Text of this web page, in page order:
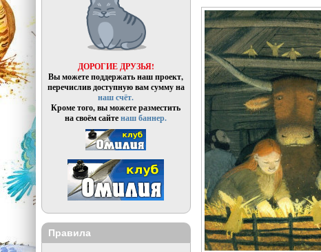
ДОРОГИЕ ДРУЗЬЯ!
Вы можете поддержать наш проект,
перечислив доступную вам сумму на
наш счёт.
Кроме того, вы можете разместить
на своём сайтенаш баннер.
Правила